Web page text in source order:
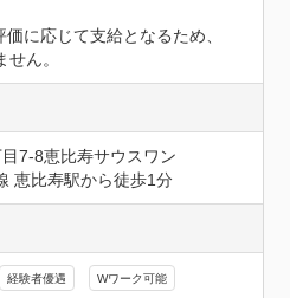
に応じて支給となるため、
ん。
7-8恵比寿サウスワン
恵比寿駅から徒歩1分
経験者優遇 Wワーク可能